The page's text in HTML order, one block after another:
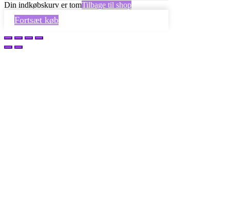
Din indkøbskurv er tomTilbage til shop
Fortsæt køb